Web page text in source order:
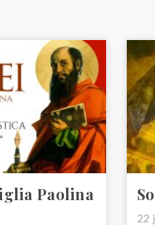
Paolina
22